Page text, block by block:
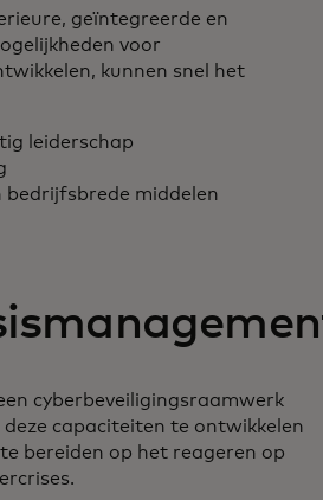
geïntegreerde en
voor
kunnen snel het
leiderschap
bedrijfsbrede middelen
cyberbeveiligingsraamwerk
capaciteiten te ontwikkelen
bereiden op het reageren op